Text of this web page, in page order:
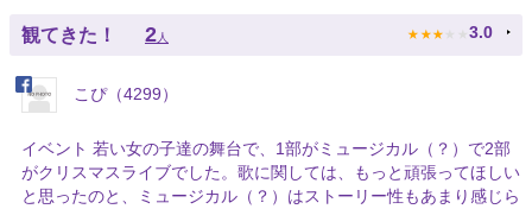
観てきた！ 2 人 ★ ★ ★ ★ ★ 3.0
こぴ（4299）
イベント 若い女の子達の舞台で、1部がミュージカル（？）で2部
がクリスマスライブでした。歌に関しては、もっと頑張ってほしい
と思ったのと、ミュージカル（？）はストーリー性もあまり感じら